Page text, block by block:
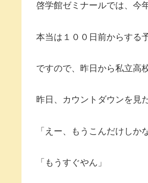
啓学館ゼミナールでは、今
本当は１００日前からする
ですので、昨日から私立高
昨日、カウントダウンを見
「えー、もうこんだけしか
「もうすぐやん」